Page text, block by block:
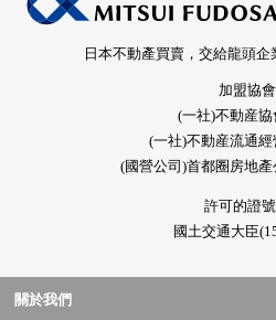
日本不動產買賣，交給龍頭
加盟協會
(一社)不動産協
(一社)不動産流通經
(國營公司)首都圈房地
許可的證
國土交通大臣
關於我們